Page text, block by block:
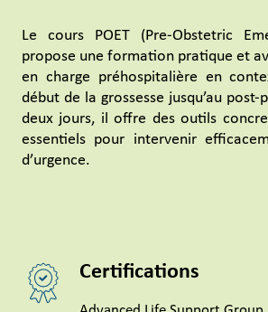
Le cours POET (Pre-Obstetric
propose une formation pratique et
en charge préhospitalière en
début de la grossesse jusqu’au
deux jours, il offre des outils
essentiels pour intervenir
d’urgence.
Certifications